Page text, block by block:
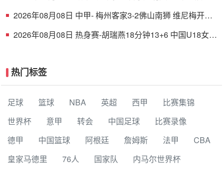
2026年08月08日 中甲- 梅州客家3-2佛山南狮 维尼梅开二
2026年08月08日 热身赛-胡瑞燕18分钟13+6 中国U18女篮
热门标签
足球 篮球 NBA 英超 西甲
比赛集锦
世界杯
意甲 转会 中国足球
比赛录像
德甲
中国篮球 阿根廷 詹姆斯 法甲
CBA
皇家马德里
76人 国家队
内马尔世界杯